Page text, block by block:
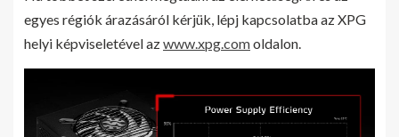
egyes régiók árazásáról kérjük, lépj kapcsolatba az XPG
helyi képviseletével azwww.xpg.comoldalon.